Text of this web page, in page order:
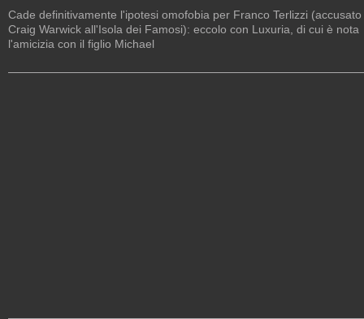
Cade definitivamente l'ipotesi omofobia per Franco Terlizzi (accusato
Craig Warwick all'Isola dei Famosi): eccolo con Luxuria, di cui è nota
l'amicizia con il figlio Michael